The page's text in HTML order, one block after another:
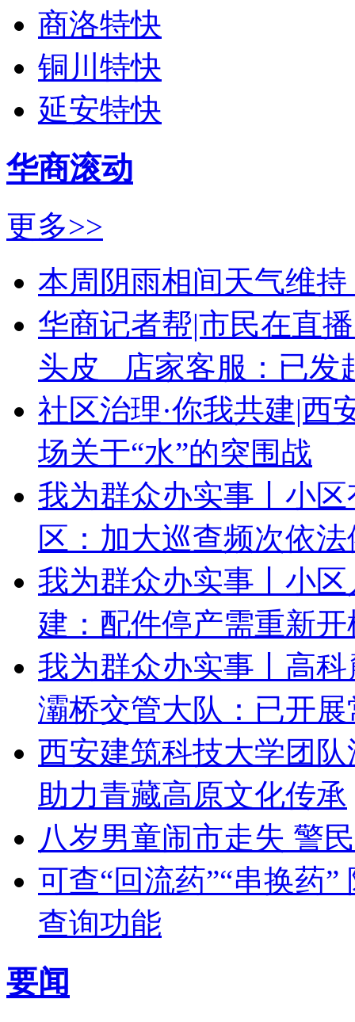
商洛特快
铜川特快
延安特快
华商滚动
更多>>
本周阴雨相间天气维
华商记者帮|市民在直
头皮 店家客服：已发
社区治理·你我共建|西
场关于“水”的突围战
我为群众办实事丨小
区：加大巡查频次依
我为群众办实事丨小
建：配件停产需重新
我为群众办实事丨高
灞桥交管大队：已开
西安建筑科技大学团
助力青藏高原文化传承
八岁男童闹市走失 警
可查“回流药”“串换药
查询功能
要闻